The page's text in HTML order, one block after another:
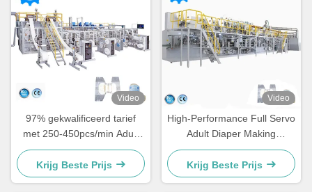
Video
97% gekwalificeerd tarief
met 250-450pcs/min Adult
Diaper Making Machine
Krijg Beste Prijs
Video
High-Performance Full Servo
Adult Diaper Making
Machine for Large-Scale
Production Needs
Krijg Beste Prijs